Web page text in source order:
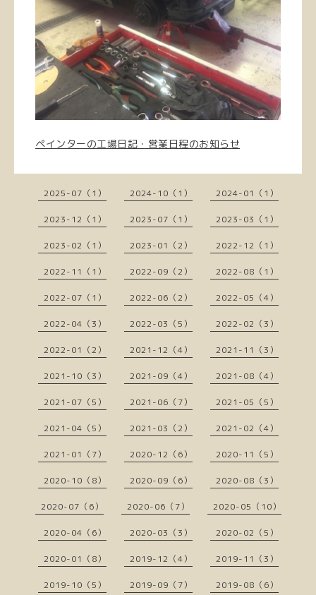
ペインターの工場日記・営業日程のお知らせ
2025-07（1） 2024-10（1） 2024-01（1）
2023-12（1） 2023-07（1） 2023-03（1）
2023-02（1） 2023-01（2） 2022-12（1）
2022-11（1） 2022-09（2） 2022-08（1）
2022-07（1） 2022-06（2） 2022-05（4）
2022-04（3） 2022-03（5） 2022-02（3）
2022-01（2） 2021-12（4） 2021-11（3）
2021-10（3） 2021-09（4） 2021-08（4）
2021-07（5） 2021-06（7） 2021-05（5）
2021-04（5） 2021-03（2） 2021-02（4）
2021-01（7） 2020-12（6） 2020-11（5）
2020-10（8） 2020-09（6） 2020-08（3）
2020-07（6） 2020-06（7） 2020-05（10）
2020-04（6） 2020-03（3） 2020-02（5）
2020-01（8） 2019-12（4） 2019-11（3）
2019-10（5） 2019-09（7） 2019-08（6）